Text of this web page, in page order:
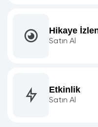
Hikaye
Satın Al
Etkinlik
Satın Al